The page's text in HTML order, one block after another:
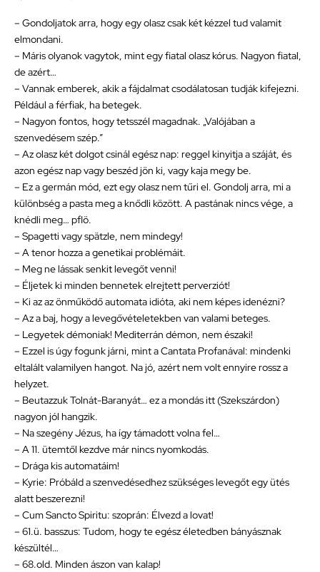
– Gondoljatok arra, hogy egy olasz csak két kézzel tud valamit
elmondani.
– Máris olyanok vagytok, mint egy fiatal olasz kórus. Nagyon fiatal,
de azért…
– Vannak emberek, akik a fájdalmat csodálatosan tudják kifejezni.
Például a férfiak, ha betegek.
– Nagyon fontos, hogy tetsszél magadnak. „Valójában a
szenvedésem szép.”
– Az olasz két dolgot csinál egész nap: reggel kinyitja a száját, és
azon egész nap vagy beszéd jön ki, vagy kaja megy be.
– Ez a germán mód, ezt egy olasz nem tűri el. Gondolj arra, mi a
különbség a pasta meg a knődli között. A pastának nincs vége, a
knédli meg… pflö.
– Spagetti vagy spätzle, nem mindegy!
– A tenor hozza a genetikai problémáit.
– Meg ne lássak senkit levegőt venni!
– Éljetek ki minden bennetek elrejtett perverziót!
– Ki az az önműködő automata idióta, aki nem képes idenézni?
– Az a baj, hogy a levegővételetekben van valami beteges.
– Legyetek démoniak! Mediterrán démon, nem északi!
– Ezzel is úgy fogunk járni, mint a Cantata Profanával: mindenki
eltalált valamilyen hangot. Na jó, azért nem volt ennyire rossz a
helyzet.
– Beutazzuk Tolnát-Baranyát… ez a mondás itt (Szekszárdon)
nagyon jól hangzik.
– Na szegény Jézus, ha így támadott volna fel…
– A 11. ütemtől kezdve már nincs nyomkodás.
– Drága kis automatáim!
– Kyrie: Próbáld a szenvedésedhez szükséges levegőt egy ütés
alatt beszerezni!
– Cum Sancto Spiritu: szoprán: Élvezd a lovat!
– 61.ü. basszus: Tudom, hogy te egész életedben bányásznak
készültél…
– 68.old. Minden ászon van kalap!